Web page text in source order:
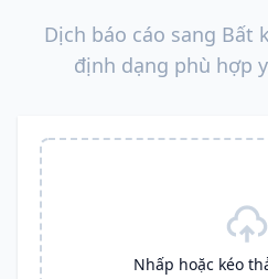
Dịch báo cáo sang Bất
định dạng phù hợp
Nhấp hoặc kéo